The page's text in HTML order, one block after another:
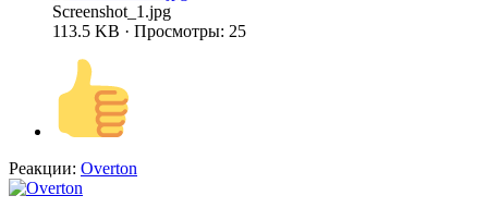
Screenshot_1.jpg
113.5 KB · Просмотры: 25
Реакции: Overton